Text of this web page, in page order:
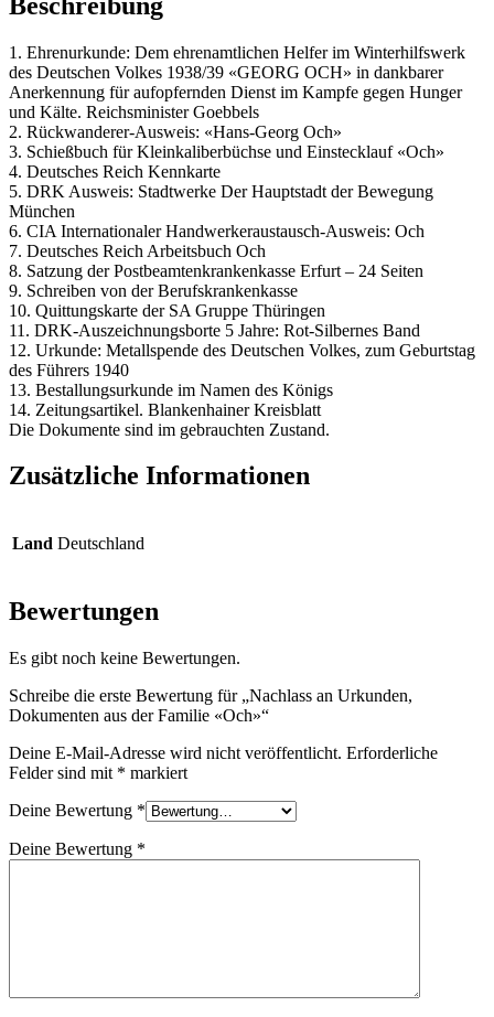
1. Ehrenurkunde: Dem ehrenamtlichen Helfer im Winterhilfswerk
des Deutschen Volkes 1938/39 «GEORG OCH» in dankbarer
Anerkennung für aufopfernden Dienst im Kampfe gegen Hunger
und Kälte. Reichsminister Goebbels
2. Rückwanderer-Ausweis: «Hans-Georg Och»
3. Schießbuch für Kleinkaliberbüchse und Einstecklauf «Och»
4. Deutsches Reich Kennkarte
5. DRK Ausweis: Stadtwerke Der Hauptstadt der Bewegung
München
6. CIA Internationaler Handwerkeraustausch-Ausweis: Och
7. Deutsches Reich Arbeitsbuch Och
8. Satzung der Postbeamtenkrankenkasse Erfurt – 24 Seiten
9. Schreiben von der Berufskrankenkasse
10. Quittungskarte der SA Gruppe Thüringen
11. DRK-Auszeichnungsborte 5 Jahre: Rot-Silbernes Band
12. Urkunde: Metallspende des Deutschen Volkes, zum Geburtstag
des Führers 1940
13. Bestallungsurkunde im Namen des Königs
14. Zeitungsartikel. Blankenhainer Kreisblatt
Die Dokumente sind im gebrauchten Zustand.
Zusätzliche Informationen
Land Deutschland
Bewertungen
Es gibt noch keine Bewertungen.
Schreibe die erste Bewertung für „Nachlass an Urkunden,
Dokumenten aus der Familie «Och»“
Deine E-Mail-Adresse wird nicht veröffentlicht. Erforderliche
Felder sind mit * markiert
Deine Bewertung *
Deine Bewertung *